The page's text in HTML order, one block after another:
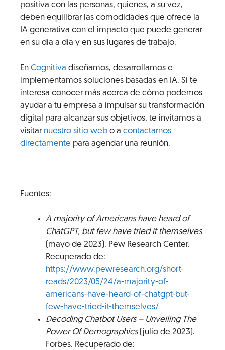
positiva con las personas, quienes, a su vez,
deben equilibrar las comodidades que ofrece la
IA generativa con el impacto que puede generar
en su día a día y en sus lugares de trabajo.
En Cognitiva diseñamos, desarrollamos e
implementamos soluciones basadas en IA. Si te
interesa conocer más acerca de cómo podemos
ayudar a tu empresa a impulsar su transformación
digital para alcanzar sus objetivos, te invitamos a
visitar nuestro sitio web o a contactarnos
directamente para agendar una reunión.
Fuentes:
A majority of Americans have heard of
ChatGPT, but few have tried it themselves
(mayo de 2023). Pew Research Center.
Recuperado de:
https://www.pewresearch.org/short-
reads/2023/05/24/a-majority-of-
americans-have-heard-of-chatgpt-but-
few-have-tried-it-themselves/
Decoding Chatbot Users – Unveiling The
Power Of Demographics (julio de 2023).
Forbes. Recuperado de: